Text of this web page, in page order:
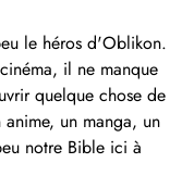
le héros d'Oblikon.
il ne manque
quelque chose de
un manga, un
notre Bible ici à